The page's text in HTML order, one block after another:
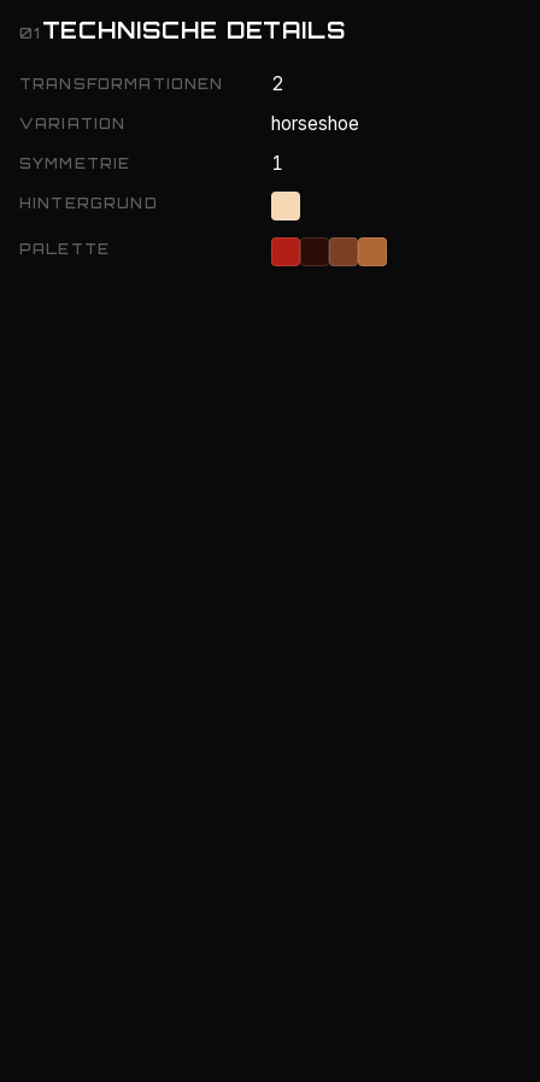
01 TECHNISCHE DETAILS
TRANSFORMATIONEN 2
VARIATION horseshoe
SYMMETRIE 1
HINTERGRUND
PALETTE